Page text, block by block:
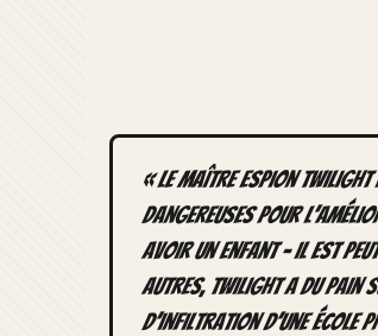
« Le maître espion
dangereuses pour
avoir un enfant – il est
autres, Twilight a du pain
d’infiltration d’une école